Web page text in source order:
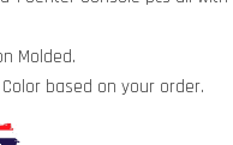
Molded.
Color based on your order.